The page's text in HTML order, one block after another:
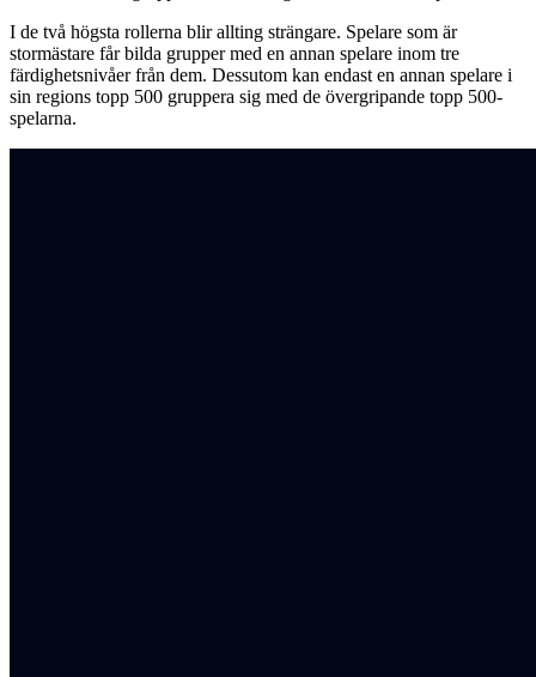
I de två högsta rollerna blir allting strängare. Spelare som är
stormästare får bilda grupper med en annan spelare inom tre
färdighetsnivåer från dem. Dessutom kan endast en annan spelare i
sin regions topp 500 gruppera sig med de övergripande topp 500-
spelarna.